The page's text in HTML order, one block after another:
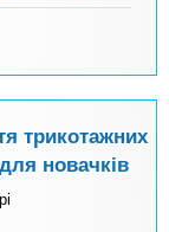
трикотажних
новачків